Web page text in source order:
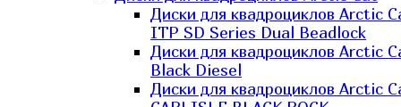
Диски для квадроциклов Arctic
ITP SD Series Dual Beadlock
Диски для квадроциклов Arctic
Black Diesel
Диски для квадроциклов Arctic